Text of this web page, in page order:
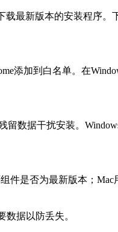
载最新版本的安装程序
添加到白名单。在
数据干扰安装。
件是否为最新版本；
据以防丢失。